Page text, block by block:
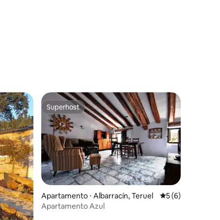
hóspedes Superhost
Superhost
Apartamento ⋅ Albarracín, Teruel 5 de uma
5 (6)
Apartamento Azul